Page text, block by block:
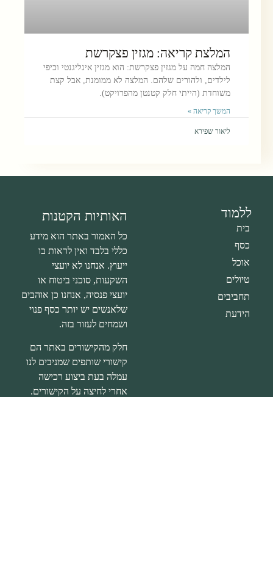
המלצת קריאה: מגזין פצקרשת
המלצה חמה על מגזין פצקרשת: הוא מגזין אינליגנטי וכיפי
לילדים, ולהורים שלהם. המלצה לא ממומנת, אבל קצת
משוחדת (הייתי חלק קטנטן מהפרויקט).
המשך קריאה »
ליאור שפירא
ללמוד
בית
כסף
אוכל
טיולים
תחביבים
הידעת
האותיות הקטנות
כל האמור באתר הוא מידע
כללי בלבד ואין לראות בו
ייעוץ. אנחנו לא יועצי
השקעות, סוכני ביטוח או
יועצי פנסיה, אנחנו כן אוהבים
שלאנשים יש יותר כסף פנוי
ושמחים לעזור בזה.
חלק מהקישורים באתר הם
קישורי שותפים שמניבים לנו
עמלה בעת ביצוע רכישה
אחרי לחיצה על הקישורים.